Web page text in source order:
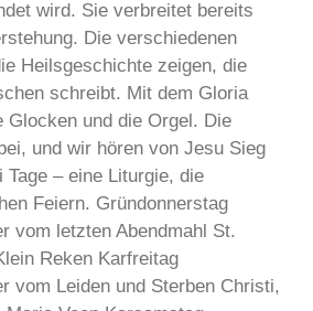
wird. Sie verbreitet bereits
Die verschiedenen
Heilsgeschichte zeigen, die
schreibt. Mit dem Gloria
Glocken und die Orgel. Die
und wir hören von Jesu Sieg
Tage – eine Liturgie, die
Feiern. Gründonnerstag
letzten Abendmahl St.
Klein Reken Karfreitag
Leiden und Sterben Christi,